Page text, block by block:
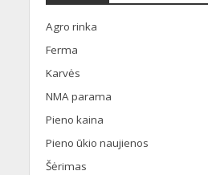
Agro rinka
Ferma
Karvės
NMA parama
Pieno kaina
Pieno ūkio naujienos
Šėrimas